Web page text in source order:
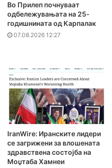
Во Прилеп почнуваат
одбележувањата на 25-
годишнината од Карпалак
07.08.2026 12:27
IranWire: Иранските лидери
се загрижени за влошената
здравствена состојба на
Моџтаба Хамнеи